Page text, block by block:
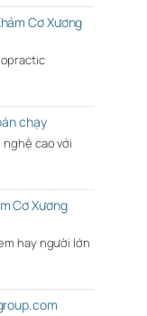
Cơ Xương
chạy
cao với
Cơ Xương
hay người lớn